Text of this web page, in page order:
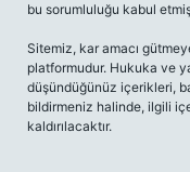
bu sorumluluğu kabul etmiş
Sitemiz, kar amacı
platformudur. Hukuka ve
düşündüğünüz içerikleri,
bildirmeniz halinde, ilgili
kaldırılacaktır.